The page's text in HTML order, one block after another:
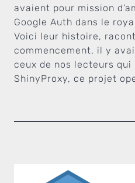
avaient pour mission
Google Auth dans le
Voici leur histoire,
commencement, il y
ceux de nos lecteurs qui
ShinyProxy, ce projet